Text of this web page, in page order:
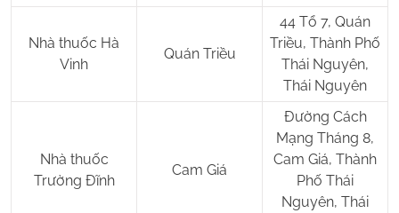
Nhà thuốc Hà
Vinh
Quán Triều
44 Tổ 7, Quán
Triều, Thành Phố
Thái Nguyên,
Thái Nguyên
Nhà thuốc
Trường Đĩnh
Cam Giá
Đường Cách
Mạng Tháng 8,
Cam Giá, Thành
Phố Thái
Nguyên, Thái